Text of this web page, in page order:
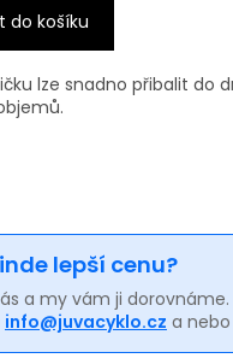
do košíku
lze snadno přibalit do
lepší cenu?
a my vám ji
info@juvacyklo.cz a